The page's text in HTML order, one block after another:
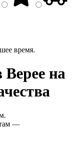
время.
Верее на
—